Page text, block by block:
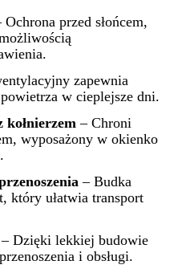
Ochrona przed słońcem,
zapewnia
w cieplejsze dni.
– Chroni
wyposażony w okienko
– Budka
który ułatwia transport
– Dzięki lekkiej budowie
i obsługi.